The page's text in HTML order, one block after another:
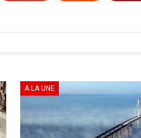
A LA UNE